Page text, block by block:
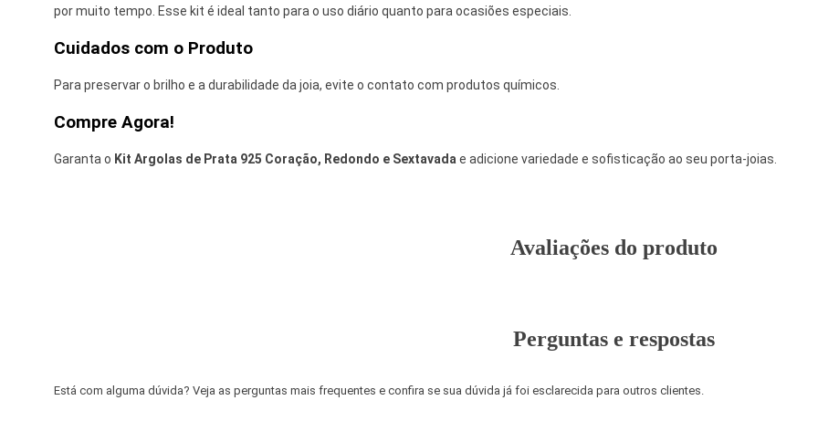
por muito tempo. Esse kit é ideal tanto para o uso diário quanto para ocasiões especiais.
Cuidados com o Produto
Para preservar o brilho e a durabilidade da joia, evite o contato com produtos químicos.
Compre Agora!
Garanta o Kit Argolas de Prata 925 Coração, Redondo e Sextavada e adicione variedade e sofisticação ao seu porta-joias.
Avaliações do produto
Perguntas e respostas
Está com alguma dúvida? Veja as perguntas mais frequentes e confira se sua dúvida já foi esclarecida para outros clientes.